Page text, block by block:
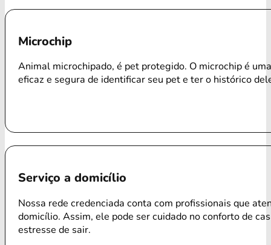
Microchip
Animal microchipado, é pet protegido. O microchip é
eficaz e segura de identificar seu pet e ter o histórico
Serviço a domicílio
Nossa rede credenciada conta com profissionais que
domicílio. Assim, ele pode ser cuidado no conforto de
estresse de sair.